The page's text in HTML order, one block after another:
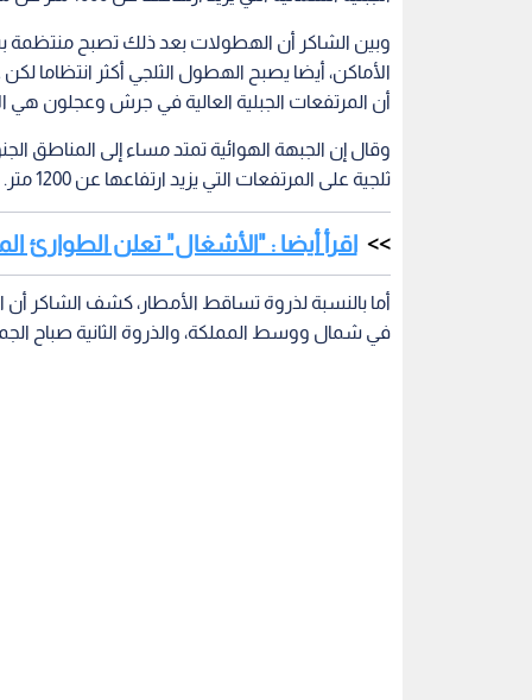
وبين الشاكر أن الهطولات بعد ذلك تصبح
أن المرتفعات الجبلية العالية في جرش وعجلون هي
وقال إن الجبهة الهوائية تمتد مساء إلى المناطق
ثلجية على المرتفعات التي يزيد ارتفاعها عن 1200 متر.
اقرأ أيضا : "الأشغال" تعلن الطوارئ
أما بالنسبة لذروة تساقط الأمطار، كشف الشاكر
في شمال ووسط المملكة، والذروة الثانية صباح